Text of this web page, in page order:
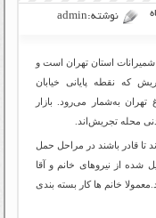
نوشته:admin
استان تهران است و
که نقطه پایانی خیابان
به‌شمار می‌رود. بازار
محله تجریش‌اند.
تا قادر باشند در مراحل حمل
شده از نیروهای خانم و آقا
خانم ها کار بسته بندی